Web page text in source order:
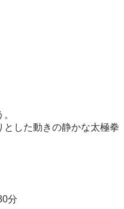
とした動きの静かな太極拳
分